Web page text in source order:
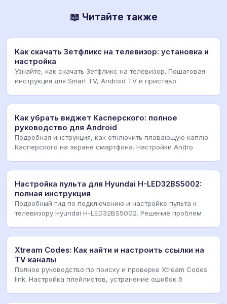
📖 Читайте также
Как скачать Зетфликс на телевизор: установка и
настройка
Узнайте, как скачать Зетфликс на телевизор. Пошаговая
инструкция для Smart TV, Android TV и приставо
Как убрать виджет Касперского: полное
руководство для Android
Подробная инструкция, как отключить плавающую каплю
Касперского на экране смартфона. Настройки Andro
Настройка пульта для Hyundai H-LED32BS5002:
полная инструкция
Подробный гид по подключению и настройке пульта к
телевизору Hyundai H-LED32BS5002. Решение проблем
Xtream Codes: Как найти и настроить ссылки на
TV каналы
Полное руководство по поиску и проверке Xtream Codes
link. Настройка плейлистов, устранение ошибок б